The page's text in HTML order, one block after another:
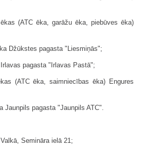
(ATC ēka, garāžu ēka, piebūves ēka)
Džūkstes pagasta "Liesmiņās";
pagasta "Irlavas Pastā";
(ATC ēka, saimniecības ēka) Engures
Jaunpils pagasta "Jaunpils ATC".
Semināra ielā 21;